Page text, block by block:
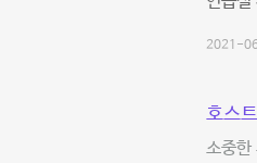
2021-
호스
소중한